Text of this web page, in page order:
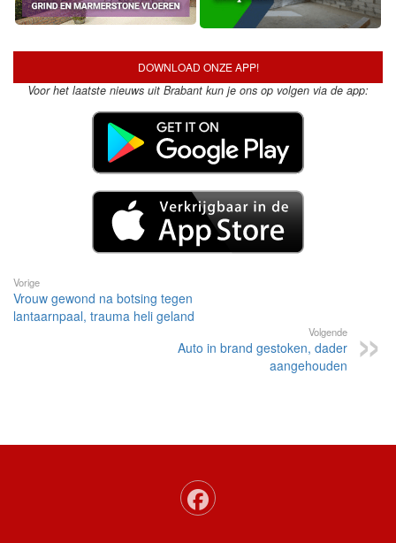
DOWNLOAD ONZE APP!
Voor het laatste nieuws uit Brabant kun je ons op volgen via de app:
Vorige
Vrouw gewond na botsing tegen
lantaarnpaal, trauma heli geland
Volgende
Auto in brand gestoken, dader
aangehouden